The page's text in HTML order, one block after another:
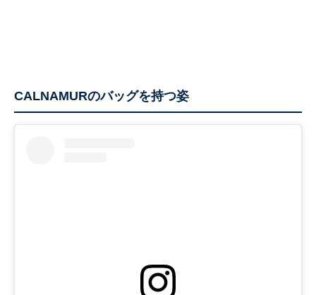
CALNAMURのバッグを持つ姿